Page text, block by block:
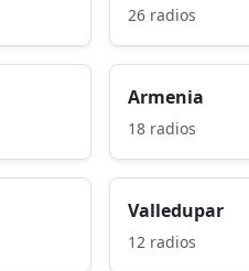
26 radios
Armenia
18 radios
Valledupar
12 radios